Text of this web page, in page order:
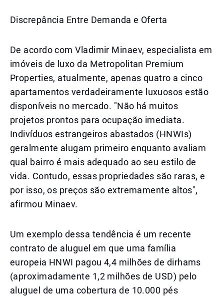
Discrepância Entre Demanda e Oferta
De acordo com Vladimir Minaev, especialista em
imóveis de luxo da Metropolitan Premium
Properties, atualmente, apenas quatro a cinco
apartamentos verdadeiramente luxuosos estão
disponíveis no mercado. "Não há muitos
projetos prontos para ocupação imediata.
Indivíduos estrangeiros abastados (HNWIs)
geralmente alugam primeiro enquanto avaliam
qual bairro é mais adequado ao seu estilo de
vida. Contudo, essas propriedades são raras, e
por isso, os preços são extremamente altos",
afirmou Minaev.
Um exemplo dessa tendência é um recente
contrato de aluguel em que uma família
europeia HNWI pagou 4,4 milhões de dirhams
(aproximadamente 1,2 milhões de USD) pelo
aluguel de uma cobertura de 10.000 pés